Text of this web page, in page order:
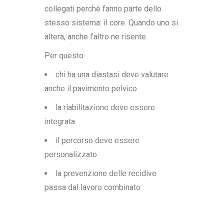
collegati perché fanno parte dello
stesso sistema: il core. Quando uno si
altera, anche l’altro ne risente.
Per questo:
chi ha una diastasi deve valutare
anche il pavimento pelvico
la riabilitazione deve essere
integrata
il percorso deve essere
personalizzato
la prevenzione delle recidive
passa dal lavoro combinato